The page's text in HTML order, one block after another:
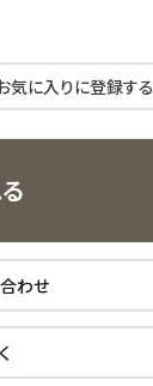
気に入りに登録する
わせ